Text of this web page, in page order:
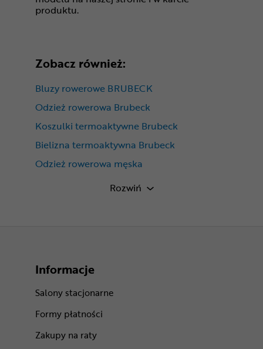
produktu.
Zobacz również:
Bluzy rowerowe BRUBECK
Odzież rowerowa Brubeck
Koszulki termoaktywne Brubeck
Bielizna termoaktywna Brubeck
Odzież rowerowa męska
Koszulki termoaktywne długi rękaw
Rozwiń
Informacje
Salony stacjonarne
Formy płatności
Zakupy na raty